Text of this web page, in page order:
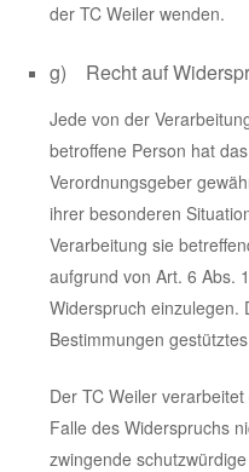
der TC Weiler wenden.
g) Recht auf
Jede von der
betroffene Person hat
Verordnungsgeber
ihrer besonderen
Verarbeitung sie
aufgrund von Art. 6 Abs.
Widerspruch einzulegen.
Bestimmungen
Der TC Weiler
Falle des Widerspruchs
zwingende